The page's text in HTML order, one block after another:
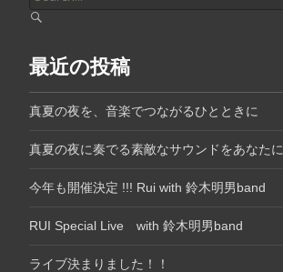
最近の投稿
真夏の夜を、音楽でつながるひとときに
真夏の夜に奏でる素敵なサウンドをあなたに
今年も開催決定 !!! Rui with 鈴木明男band
RUI Special Live with 鈴木明男band
ライブ決まりました！！